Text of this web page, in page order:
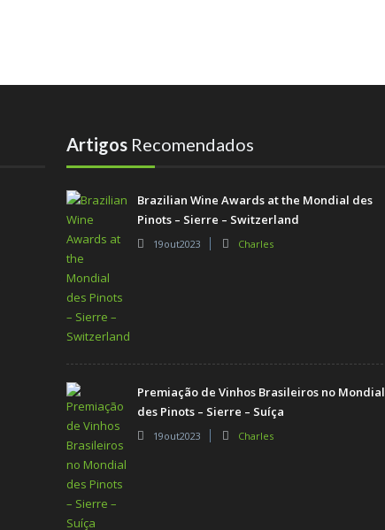
Artigos Recomendados
Brazilian Wine Awards at the Mondial des
Pinots – Sierre – Switzerland
19out2023 Charles
Premiação de Vinhos Brasileiros no Mondial
des Pinots – Sierre – Suíça
19out2023 Charles